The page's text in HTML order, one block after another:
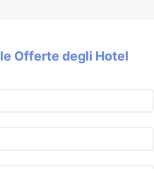
Offerte degli Hotel